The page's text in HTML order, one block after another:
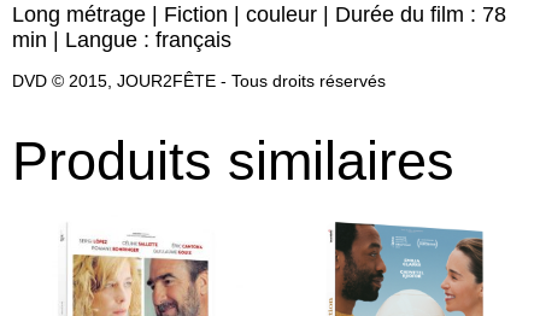
Long métrage | Fiction | couleur | Durée du film : 78
min | Langue : français
DVD © 2015, JOUR2FÊTE - Tous droits réservés
Produits similaires